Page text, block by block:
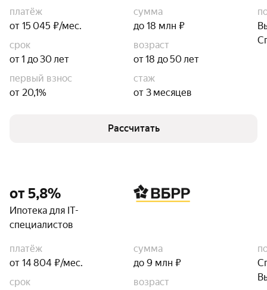
платёж
от 15 045 ₽/мес.
сумма
до 18 млн ₽
срок
от 1 до 30 лет
возраст
от 18 до 50 лет
первый взнос
от 20,1%
стаж
от 3 месяцев
Рассчитать
от 5,8%
Ипотека для IT-
специалистов
платёж
от 14 804 ₽/мес.
сумма
до 9 млн ₽
срок
возраст